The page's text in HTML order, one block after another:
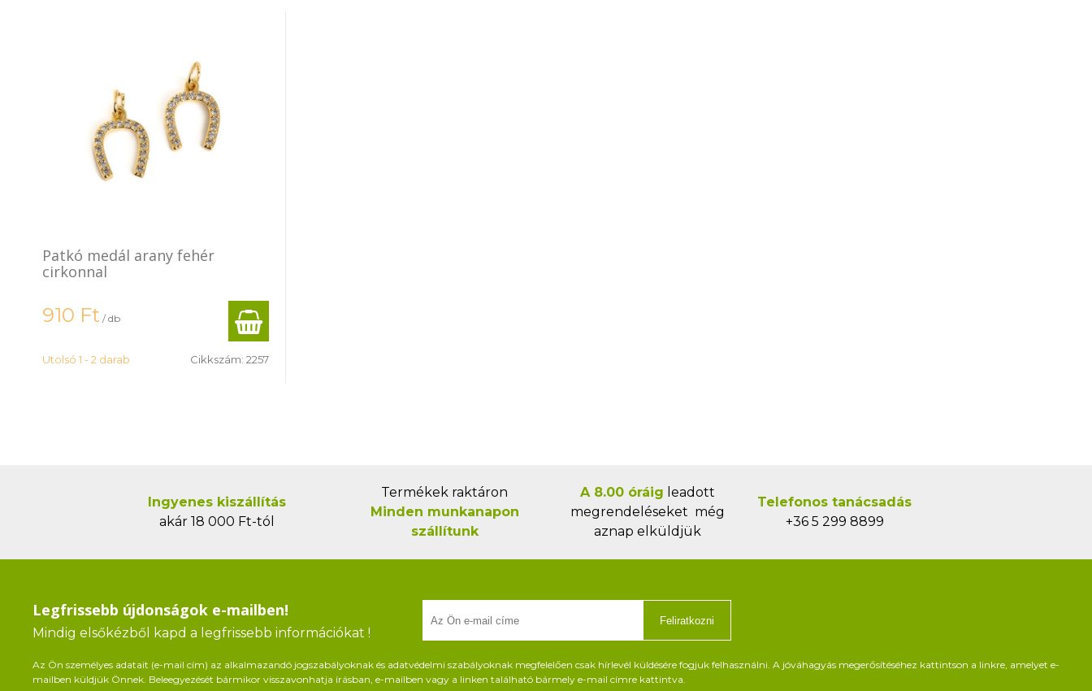
Patkó medál arany fehér
cirkonnal
910 Ft / db
Utolsó 1 - 2 darab Cikkszám: 2257
Ingyenes kiszállítás
akár 18 000 Ft-tól
Termékek raktáron
Minden munkanapon
szállítunk
A 8.00 óráig leadott
megrendeléseket még
aznap elküldjük
Telefonos tanácsadás
+36 5 299 8899
Legfrissebb újdonságok e-mailben!
Mindig elsőkézből kapd a legfrissebb információkat !
Feliratkozni
Az Ön személyes adatait (e-mail cím) az alkalmazandó jogszabályoknak és adatvédelmi szabályoknak megfelelően csak hírlevél küldésére fogjuk felhasználni. A jóváhagyás megerősítéséhez kattintson a linkre, amelyet e-
mailben küldjük Önnek. Beleegyezését bármikor visszavonhatja írásban, e-mailben vagy a linken található bármely e-mail címre kattintva.